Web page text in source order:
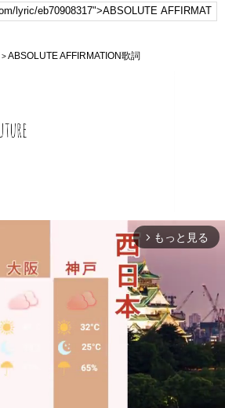
ABSOLUTE AFFIRMATION歌詞
arrow_forward_ios もっと見る